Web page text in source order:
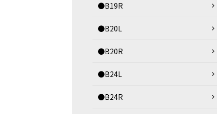
●B19R
●B20L
●B20R
●B24L
●B24R